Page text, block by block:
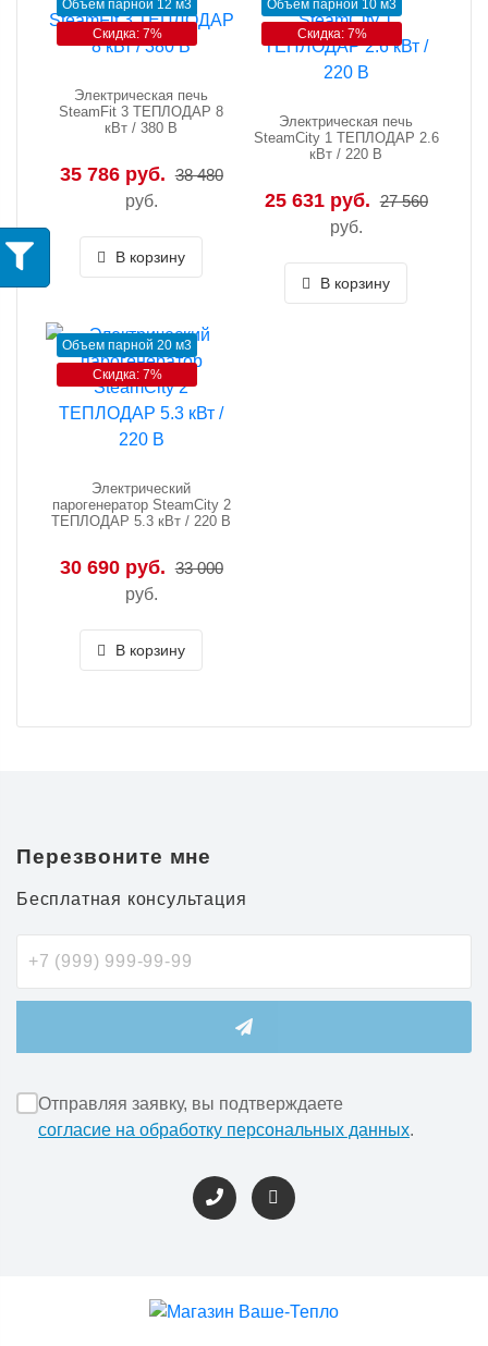
Объем парной 12 м3
Скидка: 7%
Электрическая печь
SteamFit 3 ТЕПЛОДАР 8
кВт / 380 В
35 786 руб. 38 480
руб.
В корзину
Объем парной 10 м3
Скидка: 7%
Электрическая печь
SteamCity 1 ТЕПЛОДАР 2.6
кВт / 220 В
25 631 руб. 27 560
руб.
В корзину
Объем парной 20 м3
Скидка: 7%
Электрический
парогенератор SteamCity 2
ТЕПЛОДАР 5.3 кВт / 220 В
30 690 руб. 33 000
руб.
В корзину
Перезвоните мне
Бесплатная консультация
Отправляя заявку, вы подтверждаете
согласие на обработку персональных данных.